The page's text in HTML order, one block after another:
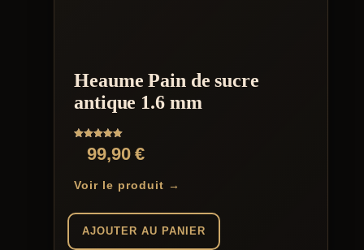
Heaume Pain de sucre
antique 1.6 mm
Note
5.0099,90€
Voir le produit →
AJOUTER AU PANIER